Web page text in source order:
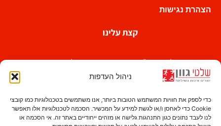
ניהול העדפות
כדי לספק את חוויות המשתמש הטובות ביותר, אנו משתמשים בטכנולוגיות כמו קובצי
Cookie כדי לאחסן ו/או לגשת למידע על המכשיר. הסכמה לטכנולוגיות אלו תאפשר
לנו לעבד נתונים כגון התנהגות גלישה או מזהים ייחודיים באתר זה. אי הסכמה או
הצהרת נגישות
קצת עלינו
חברת שלטי גוון בע"מ הינה אחת מחברות השילוט הוותיקות
בישראל החלה את דרכה בשנות השבעים . אצלנו נסיון
נאמנים לאורך שנים.